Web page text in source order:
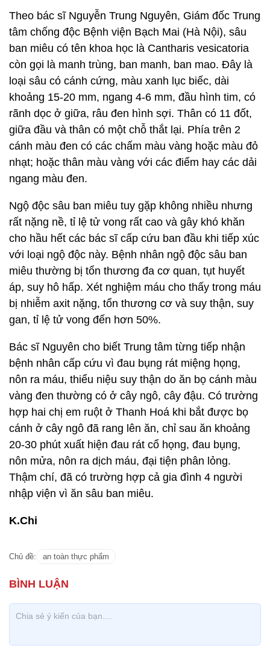
Theo bác sĩ Nguyễn Trung Nguyên, Giám đốc Trung
tâm chống độc Bệnh viện Bạch Mai (Hà Nội), sâu
ban miêu có tên khoa học là Cantharis vesicatoria
còn gọi là manh trùng, ban manh, ban mao. Đây là
loại sâu có cánh cứng, màu xanh lục biếc, dài
khoảng 15-20 mm, ngang 4-6 mm, đầu hình tim, có
rãnh dọc ở giữa, râu đen hình sợi. Thân có 11 đốt,
giữa đầu và thân có một chỗ thắt lại. Phía trên 2
cánh màu đen có các chấm màu vàng hoặc màu đỏ
nhạt; hoặc thân màu vàng với các điểm hay các dải
ngang màu đen.
Ngộ độc sâu ban miêu tuy gặp không nhiều nhưng
rất nặng nề, tỉ lệ tử vong rất cao và gây khó khăn
cho hầu hết các bác sĩ cấp cứu ban đầu khi tiếp xúc
với loại ngộ độc này. Bệnh nhân ngộ độc sâu ban
miêu thường bị tổn thương đa cơ quan, tụt huyết
áp, suy hô hấp. Xét nghiệm máu cho thấy trong máu
bị nhiễm axit nặng, tổn thương cơ và suy thận, suy
gan, tỉ lệ tử vong đến hơn 50%.
Bác sĩ Nguyên cho biết Trung tâm từng tiếp nhận
bệnh nhân cấp cứu vì đau bụng rát miệng họng,
nôn ra máu, thiểu niệu suy thận do ăn bọ cánh màu
vàng đen thường có ở cây ngô, cây đậu. Có trường
hợp hai chị em ruột ở Thanh Hoá khi bắt được bọ
cánh ở cây ngô đã rang lên ăn, chỉ sau ăn khoảng
20-30 phút xuất hiện đau rát cổ họng, đau bụng,
nôn mửa, nôn ra dịch máu, đại tiện phân lỏng.
Thậm chí, đã có trường hợp cả gia đình 4 người
nhập viện vì ăn sâu ban miêu.
K.Chi
Chủ đề: an toàn thực phẩm